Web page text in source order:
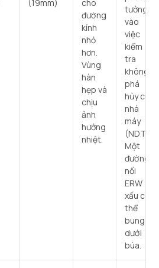
(19mm)
cho
đường
kính
nhỏ
hơn.
Vùng
hàn
hẹp và
chịu
ảnh
hưởng
nhiệt.
tưởng
vào
việc
kiểm
tra
không
phá
hủy của
nhà
máy
(NDT).
Một
đường
nối
ERW
xấu có
thể
bung ra
dưới
búa.